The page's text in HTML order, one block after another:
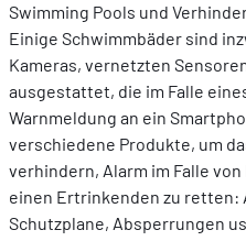
Swimming Pools und
Einige Schwimmbäder sind
Kameras, vernetzten
ausgestattet, die im Falle
Warnmeldung an ein
verschiedene Produkte, um
verhindern, Alarm im Falle
einen Ertrinkenden zu
Schutzplane, Absperrungen